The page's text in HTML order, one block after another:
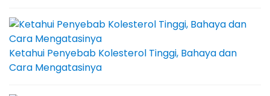
Ketahui Penyebab Kolesterol Tinggi, Bahaya dan
Cara Mengatasinya